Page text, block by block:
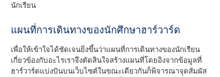
นักเรียน
แผนที่การเดินทางของนักศึกษาฮาร์วาร์ด
เพื่อให้เข้าใจได้ชัดเจนยิ่งขึ้นว่าแผนที่การเดินทางของนักเรียน
เกี่ยวข้องกับอะไรเราจึงตัดสินใจสร้างแผนที่โดยอิงจากข้อมูลที่
ฮาร์วาร์ดแบ่งปันบนเว็บไซต์ในขณะเดียวกันก็พิจารณาจุดสัมผัส